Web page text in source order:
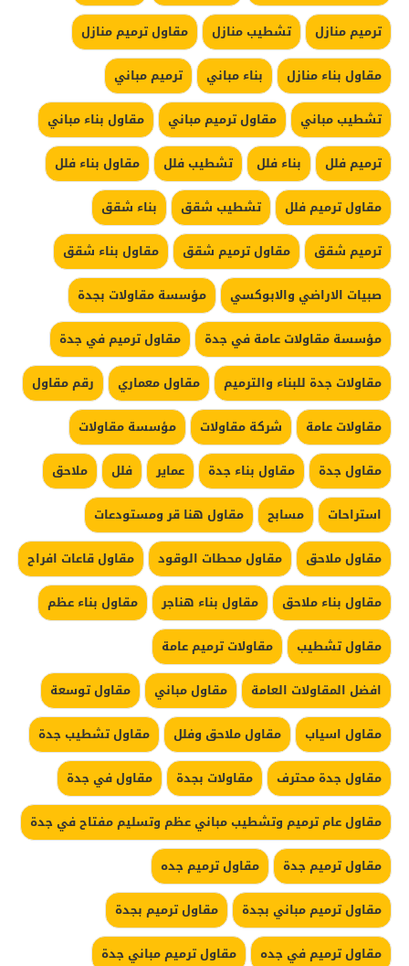
ترميم منازل
تشطيب منازل
مقاول ترميم منازل
مقاول بناء منازل
بناء مباني
ترميم مباني
تشطيب مباني
مقاول ترميم مباني
مقاول بناء مباني
ترميم فلل
بناء فلل تشطيب فلل
مقاول بناء فلل
مقاول ترميم فلل
تشطيب شقق
بناء شقق
ترميم شقق
مقاول ترميم شقق
مقاول بناء شقق
صبيات الاراضي والابوكسي
مؤسسة مقاولات بجدة
مؤسسة مقاولات عامة في جدة
مقاول ترميم في جدة
مقاولات جدة للبناء والترميم
مقاول معماري
رقم مقاول
مقاولات عامة
شركة مقاولات
مؤسسة مقاولات
مقاول جدة
مقاول بناء جدة عماير فلل
ملاحق
استراحات
مسابح
مقاول هنا قر ومستودعات
مقاول ملاحق
مقاول محطات الوقود
مقاول قاعات افراح
مقاول بناء ملاحق
مقاول بناء هناجر
مقاول بناء عظم
مقاول تشطيب
مقاولات ترميم عامة
افضل المقاولات العامة
مقاول مباني
مقاول توسعة
مقاول اسياب
مقاول ملاحق وفلل
مقاول تشطيب جدة
مقاول جدة محترف
مقاولات بجدة
مقاول في جدة
مقاول عام ترميم وتشطيب مباني عظم وتسليم مفتاح في جدة
مقاول ترميم جدة
مقاول ترميم جده
مقاول ترميم مباني بجدة
مقاول ترميم بجدة
مقاول ترميم في جده
مقاول ترميم مباني جدة